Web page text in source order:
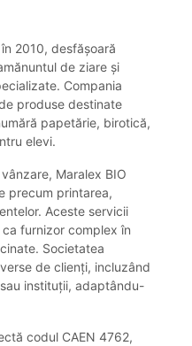
2010, desfășoară
de ziare și
Compania
produse destinate
papetărie, birotică,
elevi.
Maralex BIO
precum printarea,
Aceste servicii
furnizor complex în
Societatea
de clienți, incluzând
instituții, adaptându-
codul CAEN 4762,